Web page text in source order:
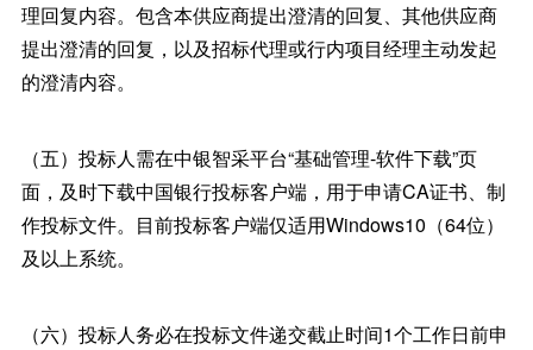
理回复内容。包含本供应商提出澄清的回复、其他供应商
提出澄清的回复，以及招标代理或行内项目经理主动发起
的澄清内容。
（五）投标人需在中银智采平台“基础管理-软件下载”页
面，及时下载中国银行投标客户端，用于申请CA证书、制
作投标文件。目前投标客户端仅适用Windows10（64位）
及以上系统。
（六）投标人务必在投标文件递交截止时间1个工作日前申